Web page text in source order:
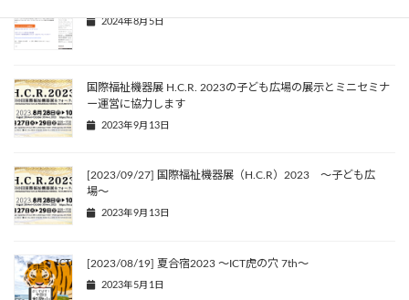
2024年8月5日
国際福祉機器展 H.C.R. 2023の子ども広場の展示とミニセミナ
ー運営に協力します
2023年9月13日
[2023/09/27] 国際福祉機器展（H.C.R）2023 〜子ども広
場〜
2023年9月13日
[2023/08/19] 夏合宿2023 ～ICT虎の穴 7th～
2023年5月1日